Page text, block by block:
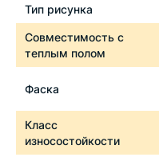
Тип рисунка
Совместимость с
теплым полом
Фаска
Класс
износостойкости